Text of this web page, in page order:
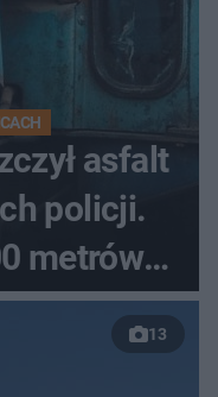
asfalt
policji.
metrów
13